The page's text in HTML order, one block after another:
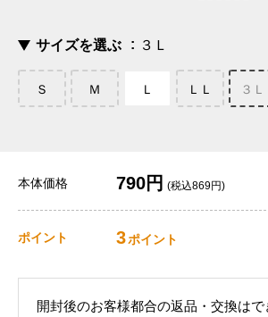
サイズを選ぶ ３Ｌ
Ｓ Ｍ Ｌ ＬＬ ３Ｌ
本体価格 790円 (税込869円)
ポイント 3ポイント
開封後のお客様都合の返品・交換は